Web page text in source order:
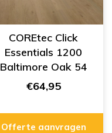
COREtec Click
Essentials 1200
Baltimore Oak 54
50 LVP 1254
€64,95
Offerte aanvragen